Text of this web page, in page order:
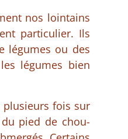
nos lointains
particulier. Ils
légumes ou des
légumes bien
fois sur
pied de chou-